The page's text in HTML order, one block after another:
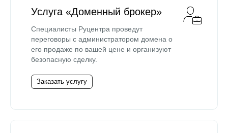
Услуга «Доменный брокер»
Специалисты Руцентра проведут
переговоры с администратором домена о
его продаже по вашей цене и организуют
безопасную сделку.
Заказать услугу